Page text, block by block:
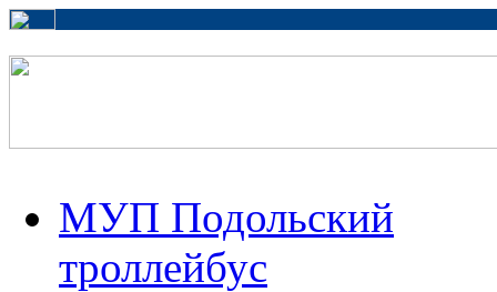
МУП Подольский
троллейбус